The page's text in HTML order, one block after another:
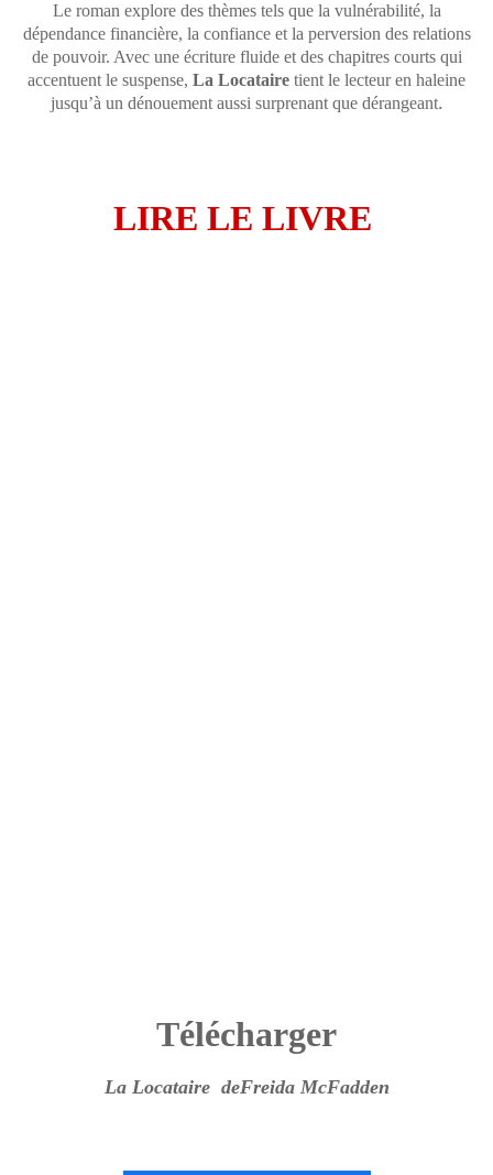
Le roman explore des thèmes tels que la vulnérabilité, la
dépendance financière, la confiance et la perversion des relations
de pouvoir. Avec une écriture fluide et des chapitres courts qui
accentuent le suspense, La Locataire tient le lecteur en haleine
jusqu’à un dénouement aussi surprenant que dérangeant.
LIRE LE LIVRE
Télécharger
La Locataire deFreida McFadden